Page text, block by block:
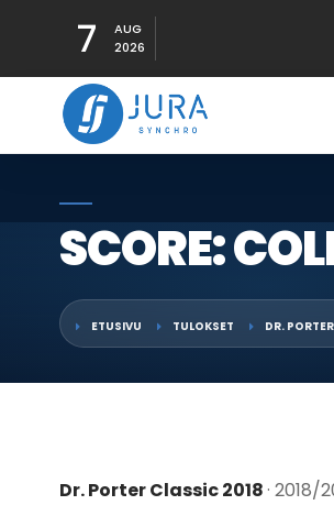
7
AUG
2026
SCORE:
ETUSIVU TULOKSET DR.
Dr. Porter Classic 2018· 2018/